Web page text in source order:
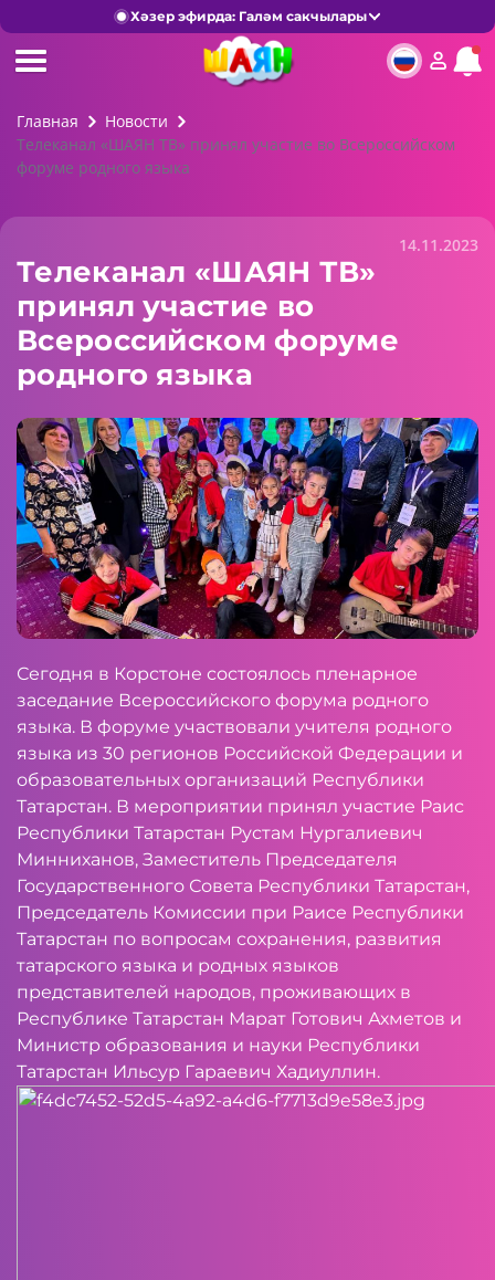
Хәзер эфирда: Галәм сакчылары
Главная
Новости
Телеканал «ШАЯН ТВ» принял участие во Всероссийском
форуме родного языка
14.11.2023
Телеканал «ШАЯН ТВ»
принял участие во
Всероссийском форуме
родного языка
Сегодня в Корстоне состоялось пленарное
заседание Всероссийского форума родного
языка. В форуме участвовали учителя родного
языка из 30 регионов Российской Федерации и
образовательных организаций Республики
Татарстан. В мероприятии принял участие Раис
Республики Татарстан Рустам Нургалиевич
Минниханов, Заместитель Председателя
Государственного Совета Республики Татарстан,
Председатель Комиссии при Раисе Республики
Татарстан по вопросам сохранения, развития
татарского языка и родных языков
представителей народов, проживающих в
Республике Татарстан Марат Готович Ахметов и
Министр образования и науки Республики
Татарстан Ильсур Гараевич Хадиуллин.